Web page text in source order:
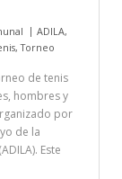
ADILA,
,Torneo
de tenis
hombres y
por
de la
Este